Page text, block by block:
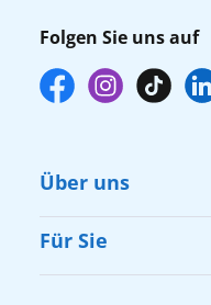
Folgen Sie uns auf
Über uns
Cruise & Help
Karriere
Für Sie